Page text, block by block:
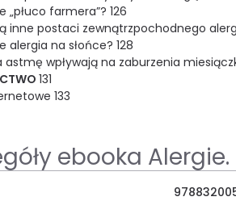
„płuco farmera”? 126
inne postaci zewnątrzpochodnego
alergia na słońce? 128
astmę wpływają na zaburzenia
131
133
ebooka